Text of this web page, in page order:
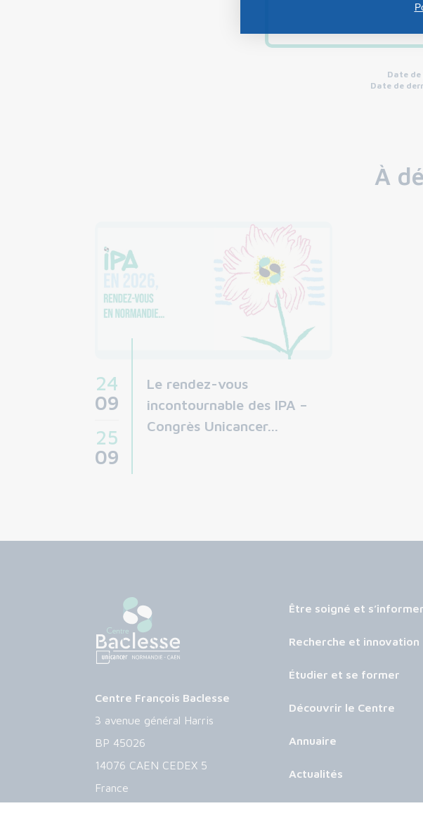
Date
Date de
À
24
09
25
09
Le rendez-vous
incontournable des IPA –
Congrès Unicancer…
Centre François Baclesse
3 avenue général Harris
BP 45026
14076 CAEN CEDEX 5
France
Être soigné et s’informer
Recherche et innovation
Étudier et se former
Découvrir le Centre
Annuaire
Actualités